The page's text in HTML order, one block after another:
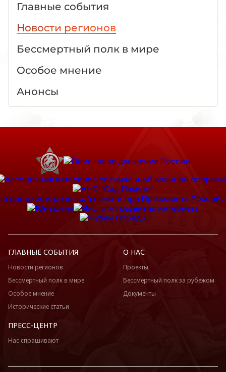
Главные события
Новости регионов
Бессмертный полк в мире
Особое мнение
Анонсы
ГЛАВНЫЕ СОБЫТИЯ
Новости регионов
Бессмертный полк в мире
Особое мнение
Исторические статьи
О НАС
Проекты
Бессмертный полк за рубежом
Документы
ПРЕСС-ЦЕНТР
Нас спрашивают